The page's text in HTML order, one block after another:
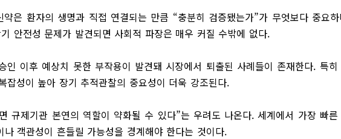
은 환자의 생명과 직접 연결되는 만큼 “충분히 검증됐는가”가 무엇보다 중요
안전성 문제가 발견되면 사회적 파장은 매우 커질 수밖에 없다.
인 이후 예상치 못한 부작용이 발견돼 시장에서 퇴출된 사례들이 존재한다. 특
잡성이 높아 장기 추적관찰의 중요성이 더욱 강조된다.
규제기관 본연의 역할이 약화될 수 있다”는 우려도 나온다. 세계에서 가장 빠른
객관성이 흔들릴 가능성을 경계해야 한다는 것이다.